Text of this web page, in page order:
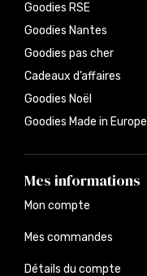
Goodies RSE
Goodies Nantes
Goodies pas cher
Cadeaux d’affaires
Goodies Noël
Goodies Made in Europe
Mes informations
Mon compte
Mes commandes
Détails du compte